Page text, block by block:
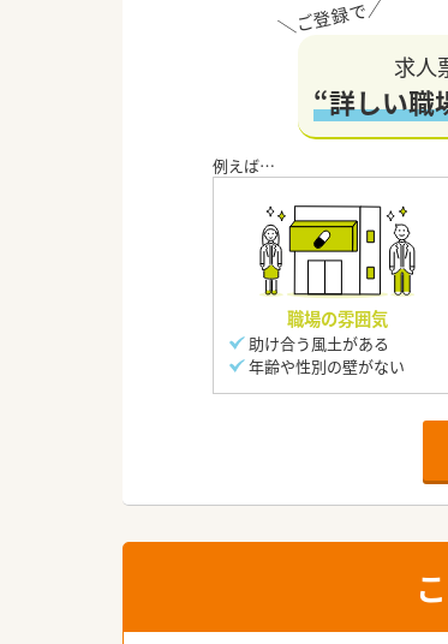
求人
“詳しい職
職場の雰囲気
助け合う風土がある
年齢や性別の壁がない